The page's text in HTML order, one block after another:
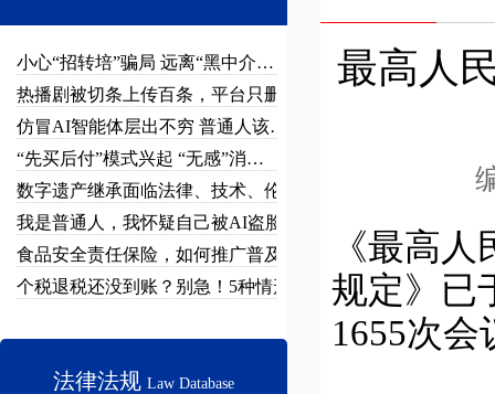
小心“招转培”骗局 远离“黑中介…
热播剧被切条上传百条，平台只删不…
仿冒AI智能体层出不穷 普通人该…
“先买后付”模式兴起 “无感”消…
数字遗产继承面临法律、技术、伦理…
我是普通人，我怀疑自己被AI盗脸…
食品安全责任保险，如何推广普及？
个税退税还没到账？别急！5种情形…
法律法规 Law Database
最高人
《最高
规定》已
1655次